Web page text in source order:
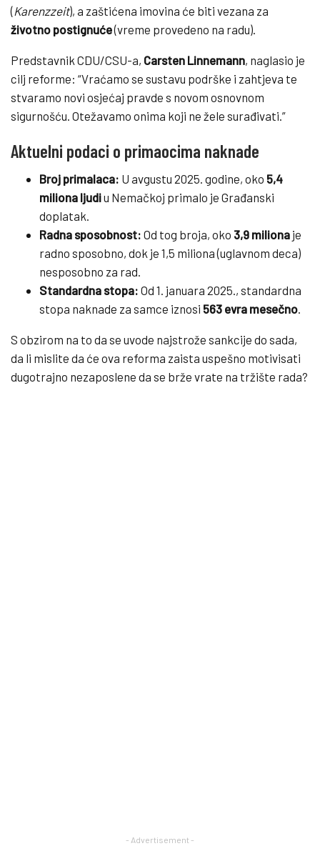
(Karenzzeit), a zaštićena imovina će biti vezana za
životno postignuće(vreme provedeno na radu).
Predstavnik CDU/CSU-a, Carsten Linnemann, naglasio je
cilj reforme: “Vraćamo se sustavu podrške i zahtjeva te
stvaramo novi osjećaj pravde s novom osnovnom
sigurnošću. Otežavamo onima koji ne žele surađivati.”
Aktuelni podaci o primaocima naknade
Broj primalaca: U avgustu 2025. godine, oko 5,4
miliona ljudiu Nemačkoj primalo je Građanski
doplatak.
Radna sposobnost: Od tog broja, oko 3,9 miliona je
radno sposobno, dok je 1,5 miliona (uglavnom deca)
nesposobno za rad.
Standardna stopa: Od 1. januara 2025., standardna
stopa naknade za samce iznosi 563 evra mesečno
S obzirom na to da se uvode najstrože sankcije do sada,
da li mislite da će ova reforma zaista uspešno motivisati
dugotrajno nezaposlene da se brže vrate na tržište rada?
- Advertisement -